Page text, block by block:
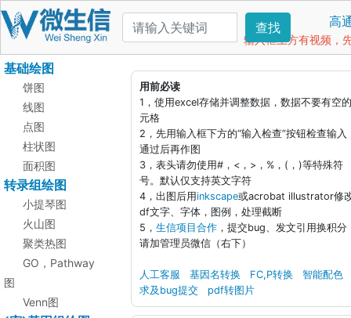
查找 高
输入框上方有视频，
基础绘图
饼图
线图
点图
柱状图
面积图
转录组绘图
小提琴图
火山图
聚类热图
GO，Pathway
图
Venn图
用前必读
1，使用excel存储并调整数据，数据不要有空
元格
2，先用输入框下方的“输入检查”按钮检查输入
通过后再作图
3，表头请勿使用#，<，>，%，(，)等特殊符
号。默认仅支持英文字符
4，出图后用inkscape或acrobat illustrator修
df文字、字体，图例，处理截断
5， 生信项目合作 ，提交bug、发文引用换积分
请加管理员微信（右下）
人工客服 基因名转换 FC,P转换
智能配色
求及bug提交
pdf转图片